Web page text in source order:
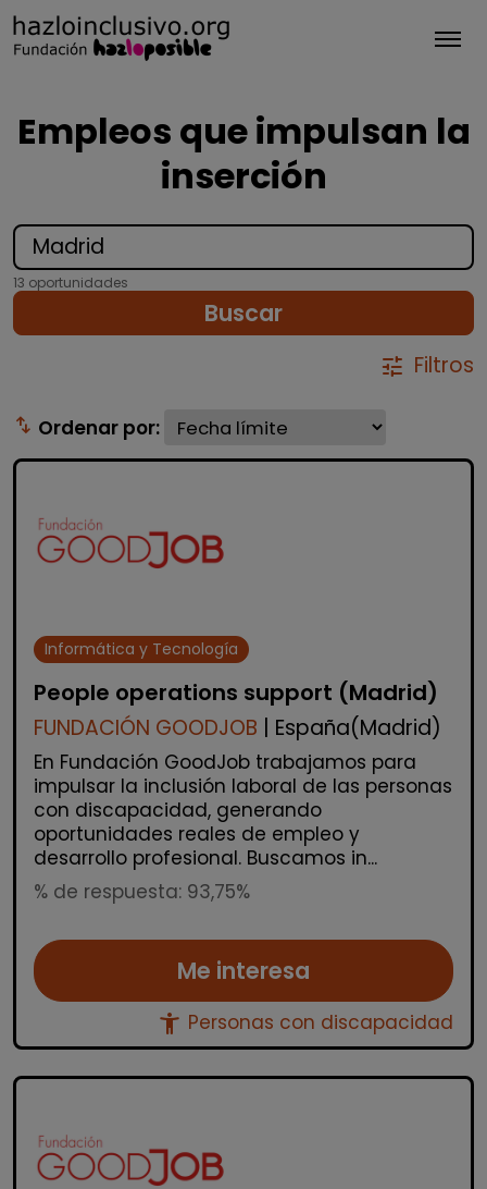
Empleos que impulsan la
inserción
13 oportunidades
Buscar
tune Filtros
swap_vert Ordenar por:
Informática y Tecnología
People operations support (Madrid)
FUNDACIÓN GOODJOB | España(Madrid)
En Fundación GoodJob trabajamos para
impulsar la inclusión laboral de las personas
con discapacidad, generando
oportunidades reales de empleo y
desarrollo profesional. Buscamos in...
% de respuesta: 93,75%
Me interesa
accessibility_new Personas con discapacidad